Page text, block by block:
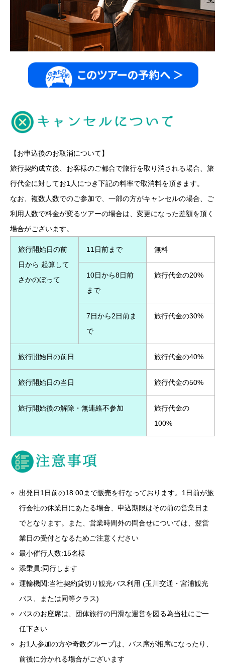
【お申込後のお取消について】
旅行契約成立後、お客様のご都合で旅行を取り消される場合、旅
行代金に対してお1人につき下記の料率で取消料を頂きます。
なお、複数人数でのご参加で、一部の方がキャンセルの場合、ご
利用人数で料金が変るツアーの場合は、変更になった差額を頂く
場合がございます。
旅行開始日の前
日から 起算して
さかのぼって
11日前まで 無料
10日から8日前
まで
旅行代金の20%
7日から2日前ま
で
旅行代金の30%
旅行開始日の前日 旅行代金の40%
旅行開始日の当日 旅行代金の50%
旅行開始後の解除・無連絡不参加
旅行代金の
100%
出発日1日前の18:00まで販売を行なっております。1日前が旅
行会社の休業日にあたる場合、申込期限はその前の営業日ま
でとなります。また、営業時間外の問合せについては、翌営
業日の受付となるためご注意ください
最小催行人数:15名様
添乗員:同行します
運輸機関:当社契約貸切り観光バス利用 (玉川交通・宮浦観光
バス、または同等クラス)
バスのお座席は、団体旅行の円滑な運営を図る為当社にご一
任下さい
お1人参加の方や奇数グループは、バス席が相席になったり、
前後に分かれる場合がございます